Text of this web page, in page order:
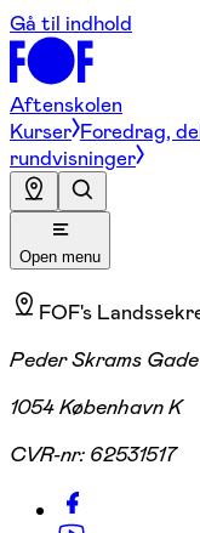
Gå til indhold
Aftenskolen
Kurser Foredrag,
rundvisninger
Open menu
FOF's
Peder Skrams Gade
1054 København K
CVR-nr: 62531517